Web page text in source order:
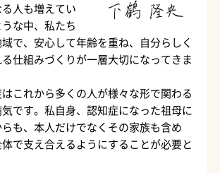
人も増えてい
な中、私たち
で、安心して年齢を重ね、自分らしく
仕組みづくりが一層大切になってきま
これから多くの人が様々な形で関わる
です。私自身、認知症になった祖母に
も、本人だけでなくその家族も含め
で支え合えるようにすることが必要と